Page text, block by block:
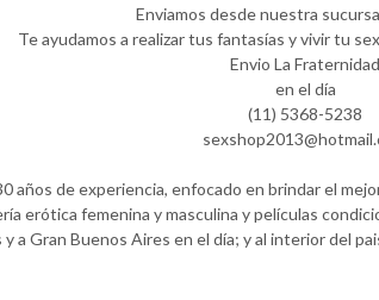
Enviamos desde nuestra
Te ayudamos a realizar tus fantasías y vivir tu
Envio La Fraternidad
en el día
(11) 5368-5238
años de experiencia, enfocado en brindar el
erótica femenina y masculina y películas
y a Gran Buenos Aires en el día; y al interior del